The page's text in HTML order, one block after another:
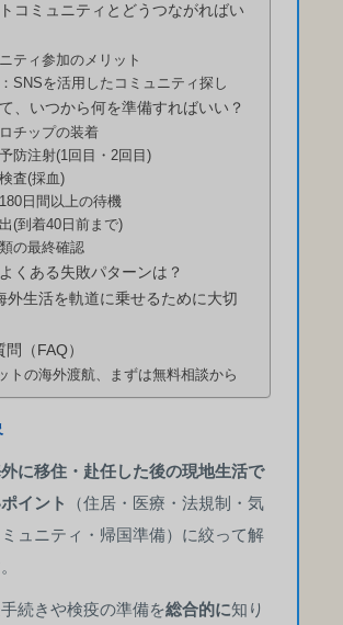
コミュニティとどうつながればい
ティ参加のメリット
SNSを活用したコミュニティ探し
、いつから何を準備すればいい？
チップの装着
防注射(1回目・2回目)
査(採血)
日間以上の待機
(到着40日前まで)
の最終確認
くある失敗パターンは？
外生活を軌道に乗せるために大切
（FAQ）
トの海外渡航、まずは無料相談から
に移住・赴任した後の現地生活で
イント
（住居・医療・法規制・気
ュニティ・帰国準備）に絞って解
続きや検疫の準備を総合的に知り